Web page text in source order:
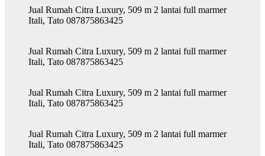
Jual Rumah Citra Luxury, 509 m 2 lantai full marmer
Itali, Tato 087875863425
Jual Rumah Citra Luxury, 509 m 2 lantai full marmer
Itali, Tato 087875863425
Jual Rumah Citra Luxury, 509 m 2 lantai full marmer
Itali, Tato 087875863425
Jual Rumah Citra Luxury, 509 m 2 lantai full marmer
Itali, Tato 087875863425